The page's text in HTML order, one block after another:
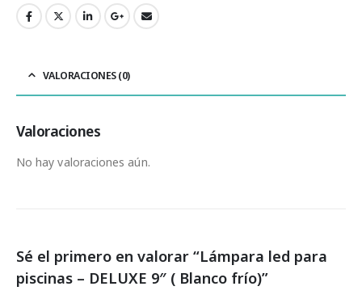
VALORACIONES (0)
Valoraciones
No hay valoraciones aún.
Sé el primero en valorar “Lámpara led para
piscinas – DELUXE 9″ ( Blanco frío)”